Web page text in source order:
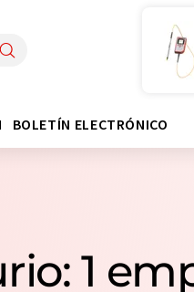
BOLETÍN ELECTRÓNICO
1